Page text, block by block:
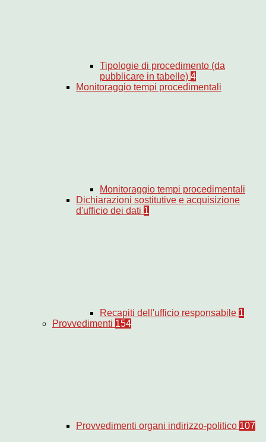
Tipologie di procedimento (da
pubblicare in tabelle) 4
Monitoraggio tempi procedimentali
Monitoraggio tempi procedimentali
Dichiarazioni sostitutive e acquisizione
d'ufficio dei dati 1
Recapiti dell'ufficio responsabile 1
Provvedimenti 154
Provvedimenti organi indirizzo-politico 107